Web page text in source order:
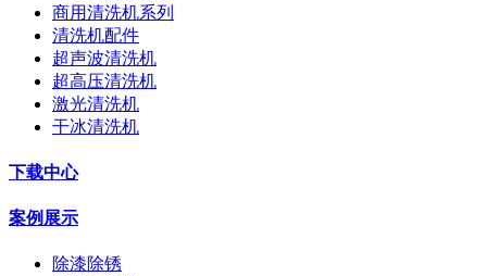
商用清洗机系列
清洗机配件
超声波清洗机
超高压清洗机
激光清洗机
干冰清洗机
下载中心
案例展示
除漆除锈